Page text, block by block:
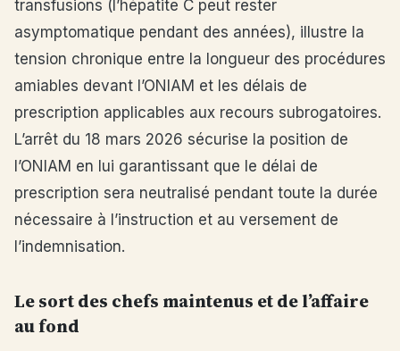
transfusions (l’hépatite C peut rester
asymptomatique pendant des années), illustre la
tension chronique entre la longueur des procédures
amiables devant l’ONIAM et les délais de
prescription applicables aux recours subrogatoires.
L’arrêt du 18 mars 2026 sécurise la position de
l’ONIAM en lui garantissant que le délai de
prescription sera neutralisé pendant toute la durée
nécessaire à l’instruction et au versement de
l’indemnisation.
Le sort des chefs maintenus et de l’affaire
au fond